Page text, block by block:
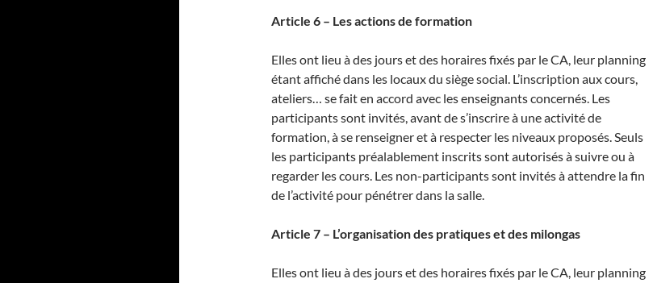
Article 6 – Les actions de formation
Elles ont lieu à des jours et des horaires fixés par le CA, leur planning
étant affiché dans les locaux du siège social. L’inscription aux cours,
ateliers… se fait en accord avec les enseignants concernés. Les
participants sont invités, avant de s’inscrire à une activité de
formation, à se renseigner et à respecter les niveaux proposés. Seuls
les participants préalablement inscrits sont autorisés à suivre ou à
regarder les cours. Les non-participants sont invités à attendre la fin
de l’activité pour pénétrer dans la salle.
Article 7 – L’organisation des pratiques et des milongas
Elles ont lieu à des jours et des horaires fixés par le CA, leur planning